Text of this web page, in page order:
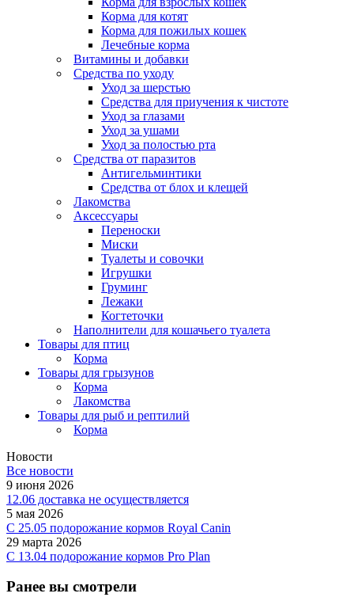
Корма для котят
Корма для пожилых кошек
Лечебные корма
Витамины и добавки
Средства по уходу
Уход за шерстью
Средства для приучения к чистоте
Уход за глазами
Уход за ушами
Уход за полостью рта
Средства от паразитов
Антигельминтики
Средства от блох и клещей
Лакомства
Аксессуары
Переноски
Миски
Туалеты и совочки
Игрушки
Груминг
Лежаки
Когтеточки
Наполнители для кошачьего туалета
Товары для птиц
Корма
Товары для грызунов
Корма
Лакомства
Товары для рыб и рептилий
Корма
Новости
Все новости
9 июня 2026
12.06 доставка не осуществляется
5 мая 2026
C 25.05 подорожание кормов Royal Canin
29 марта 2026
С 13.04 подорожание кормов Pro Plan
Ранее вы смотрели